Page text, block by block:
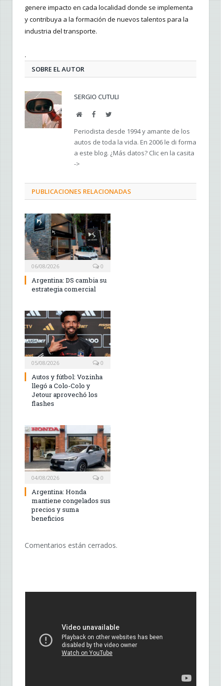
genere impacto en cada localidad donde se implementa
y contribuya a la formación de nuevos talentos para la
industria del transporte.
.
SOBRE EL AUTOR
SERGIO CUTULI
WebFacebookTwitter
Periodista desde 1994 y amante de los
autos de toda la vida. En 2006 le di forma
a este blog. ¿Más datos? Clic en la casita
->
PUBLICACIONES RELACIONADAS
06/08/2026 0
Argentina: DS cambia su
estrategia comercial
05/08/2026 0
Autos y fútbol: Vozinha
llegó a Colo-Colo y
Jetour aprovechó los
flashes
04/08/2026 0
Argentina: Honda
mantiene congelados sus
precios y suma
beneficios
Comentarios están cerrados.